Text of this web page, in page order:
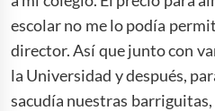
escolar no me lo podía
director. Así que junto con
la Universidad y después,
sacudía nuestras